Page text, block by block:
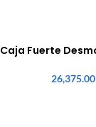
Caja Fuerte